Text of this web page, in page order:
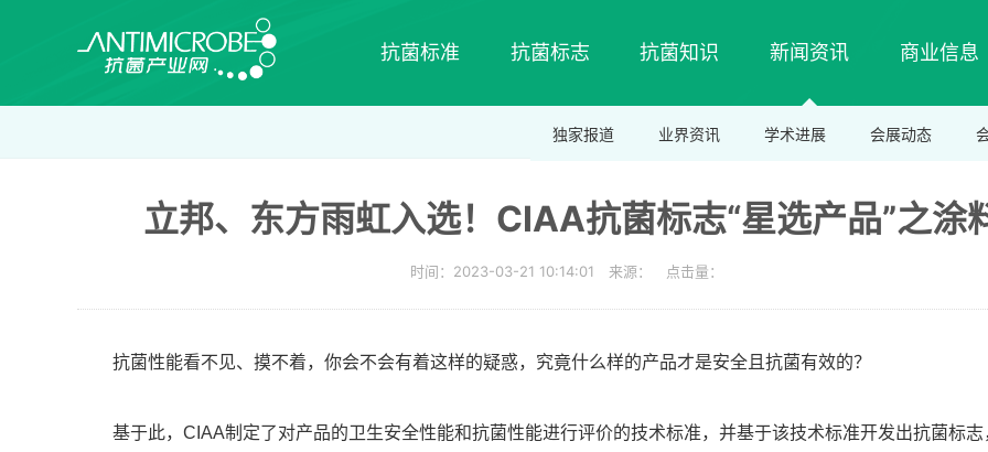
抗菌标准 抗菌标志 抗菌知识 新闻资讯
独家报道 业界资讯 学术进展 会展动态
商业信息
立邦、东方雨虹入选！CIAA抗菌标志“星选产品”之涂
时间：2023-03-21 10:14:01 来源： 点击量：
抗菌性能看不见、摸不着，你会不会有着这样的疑惑，究竟什么样的产品才是安全且抗菌有效的？
基于此，CIAA制定了对产品的卫生安全性能和抗菌性能进行评价的技术标准，并基于该技术标准开发出抗菌标志